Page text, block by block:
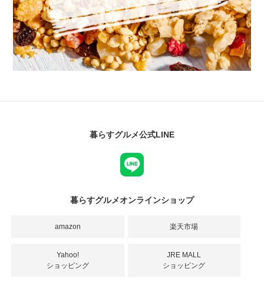
暮らすグルメ公式LINE
暮らすグルメオンラインショップ
amazon 楽天市場
Yahoo!
ショッピング
JRE MALL
ショッピング